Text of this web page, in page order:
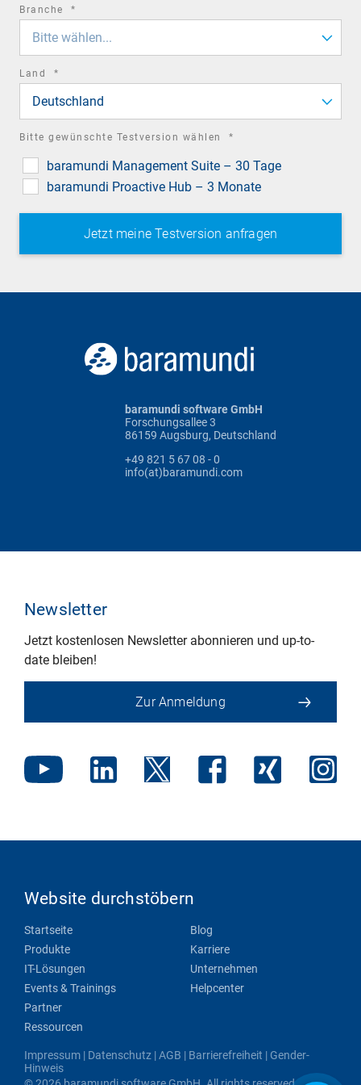
Branche *
Bitte wählen...
Land *
Deutschland
Bitte gewünschte Testversion wählen *
baramundi Management Suite – 30 Tage
baramundi Proactive Hub – 3 Monate
baramundi software GmbH
Forschungsallee 3
86159 Augsburg, Deutschland
+49 821 5 67 08 - 0
info(at)baramundi.com
Newsletter
Jetzt kostenlosen Newsletter abonnieren und up-to-
date bleiben!
Zur Anmeldung
Website durchstöbern
Startseite
Produkte
IT-Lösungen
Events & Trainings
Partner
Ressourcen
Blog
Karriere
Unternehmen
Helpcenter
Impressum | Datenschutz |AGB | Barrierefreiheit | Gender-
Hinweis